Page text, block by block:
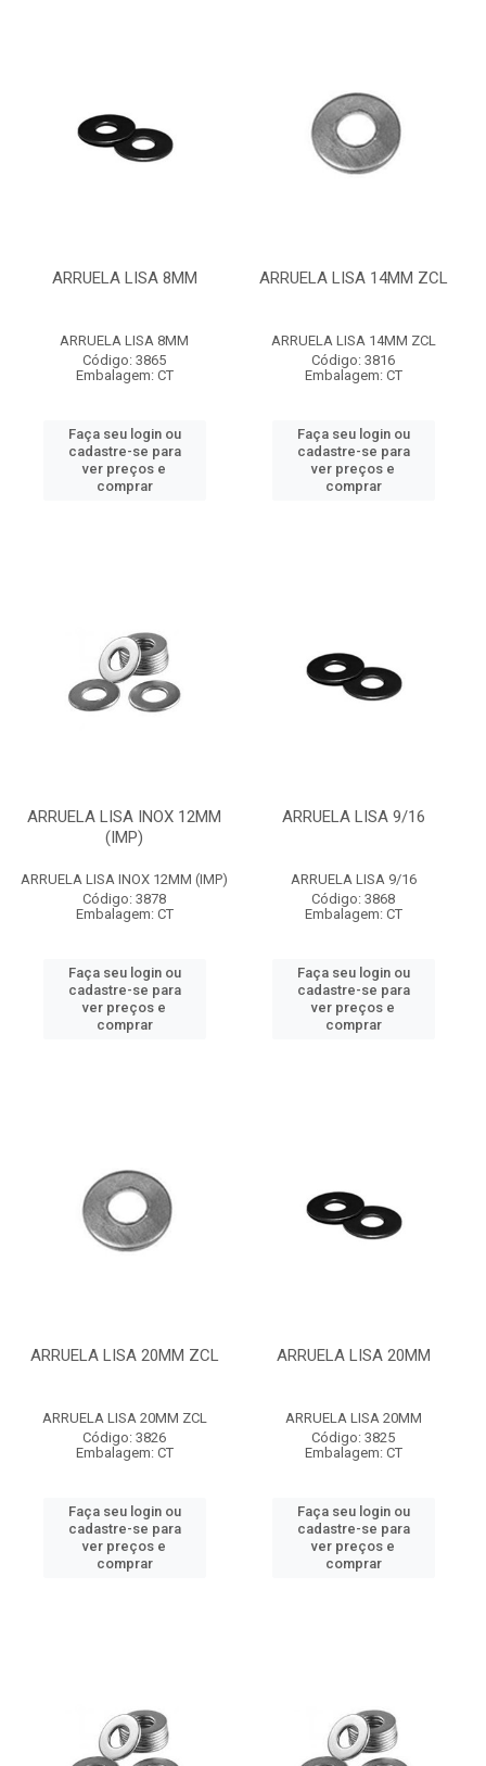
ARRUELA LISA 8MM
ARRUELA LISA 8MM
Código: 3865
Embalagem: CT
Faça seu login ou
cadastre-se para
ver preços e
comprar
ARRUELA LISA 14MM ZCL
ARRUELA LISA 14MM ZCL
Código: 3816
Embalagem: CT
Faça seu login ou
cadastre-se para
ver preços e
comprar
ARRUELA LISA INOX 12MM
(IMP)
ARRUELA LISA INOX 12MM (IMP)
Código: 3878
Embalagem: CT
Faça seu login ou
cadastre-se para
ver preços e
comprar
ARRUELA LISA 9/16
ARRUELA LISA 9/16
Código: 3868
Embalagem: CT
Faça seu login ou
cadastre-se para
ver preços e
comprar
ARRUELA LISA 20MM ZCL
ARRUELA LISA 20MM ZCL
Código: 3826
Embalagem: CT
Faça seu login ou
cadastre-se para
ver preços e
comprar
ARRUELA LISA 20MM
ARRUELA LISA 20MM
Código: 3825
Embalagem: CT
Faça seu login ou
cadastre-se para
ver preços e
comprar